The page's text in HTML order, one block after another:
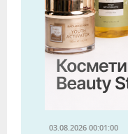
03.08.2026 00:01:00